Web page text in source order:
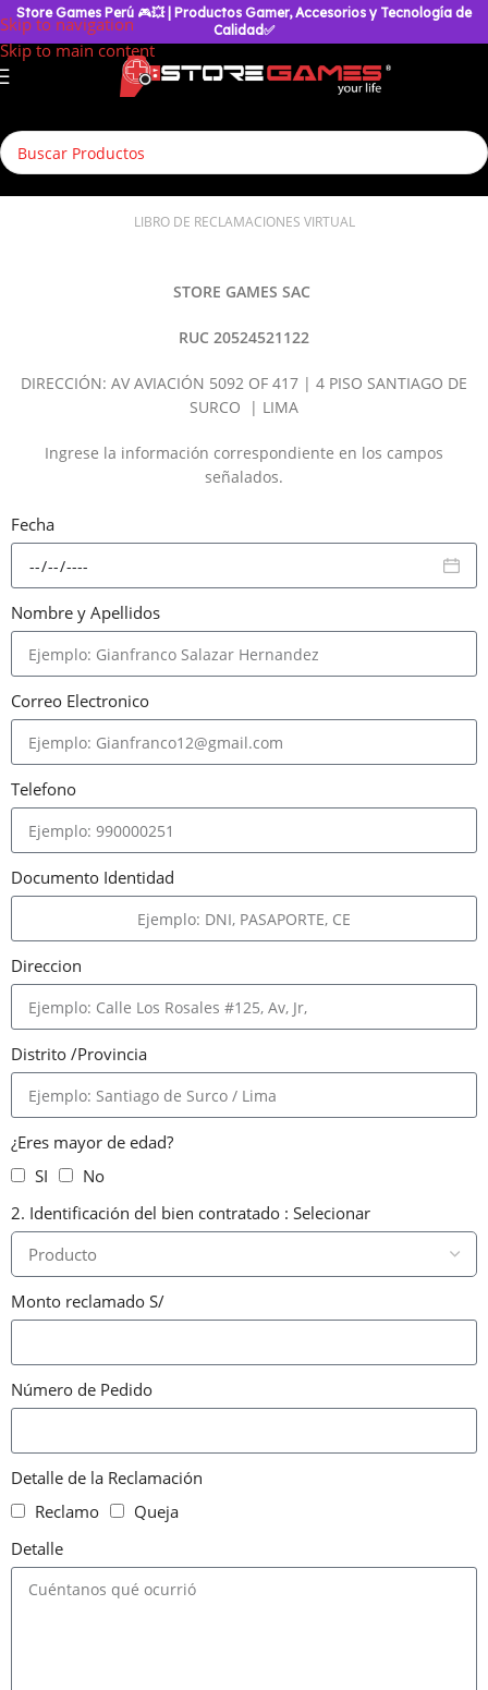
Skip to navigation
Skip to main content
Store Games Perú 🎮💥
| Productos Gamer, Accesorios y Tecnología de
Calidad✅
LIBRO DE RECLAMACIONES VIRTUAL
STORE GAMES SAC
RUC 20524521122
DIRECCIÓN: AV AVIACIÓN 5092 OF 417 | 4 PISO SANTIAGO DE
SURCO | LIMA
Ingrese la información correspondiente en los campos
señalados.
Fecha
Nombre y Apellidos
Correo Electronico
Telefono
Documento Identidad
Direccion
Distrito /Provincia
¿Eres mayor de edad?
SI
No
2. Identificación del bien contratado : Selecionar
Monto reclamado S/
Número de Pedido
Detalle de la Reclamación
Reclamo
Queja
Detalle